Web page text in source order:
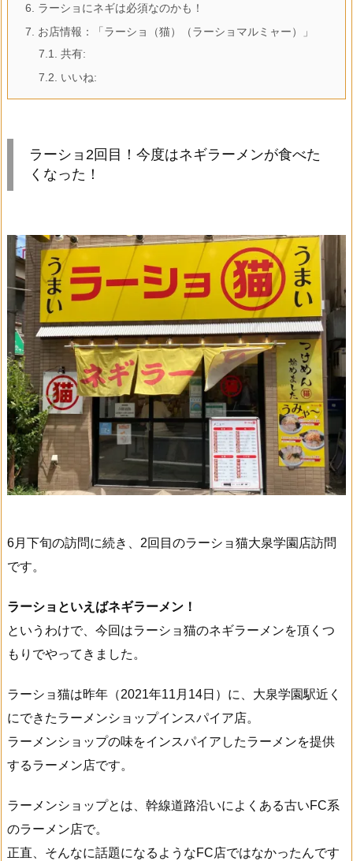
6.
ラーショにネギは必須なのかも！
7.
お店情報：「ラーショ（猫）（ラーショマルミャー）」
7.1.
共有:
7.2.
いいね:
ラーショ2回目！今度はネギラーメンが食べた
くなった！
6月下旬の訪問に続き、2回目のラーショ猫大泉学園店訪問
です。
ラーショといえばネギラーメン！
というわけで、今回はラーショ猫のネギラーメンを頂くつ
もりでやってきました。
ラーショ猫は昨年（2021年11月14日）に、大泉学園駅近く
にできたラーメンショップインスパイア店。
ラーメンショップの味をインスパイアしたラーメンを提供
するラーメン店です。
ラーメンショップとは、幹線道路沿いによくある古いFC系
のラーメン店で。
正直、そんなに話題になるようなFC店ではなかったんです